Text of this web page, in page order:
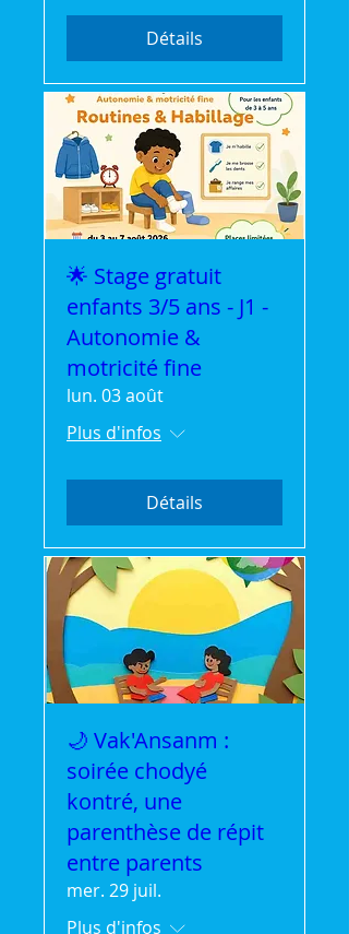
Détails
🌟 Stage gratuit
enfants 3/5 ans - J1 -
Autonomie &
motricité fine
lun. 03 août
Plus d'infos
Détails
🌙 Vak'Ansanm :
soirée chodyé
kontré, une
parenthèse de répit
entre parents
mer. 29 juil.
Plus d'infos